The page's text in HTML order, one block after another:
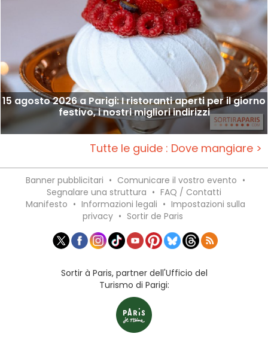
15 agosto 2026 a Parigi: I ristoranti aperti per il giorno
festivo, i nostri migliori indirizzi
Tutte le guide : Dove mangiare >
Banner pubblicitari • Comunicare il vostro evento •
Segnalare una struttura • FAQ / Contatti
Manifesto • Informazioni legali • Impostazioni sulla
privacy • Sortir de Paris
Sortir à Paris, partner dell'Ufficio del
Turismo di Parigi: